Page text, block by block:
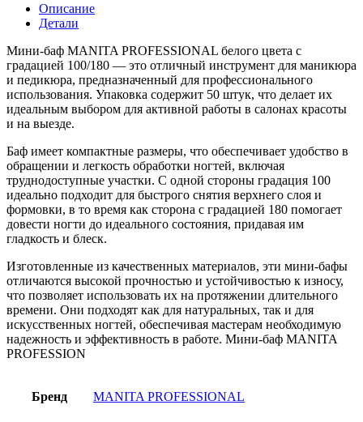
Описание
Детали
Мини-баф MANITA PROFESSIONAL белого цвета с
градацией 100/180 — это отличный инструмент для маникюра
и педикюра, предназначенный для профессионального
использования. Упаковка содержит 50 штук, что делает их
идеальным выбором для активной работы в салонах красоты
и на выезде.
Баф имеет компактные размеры, что обеспечивает удобство в
обращении и легкость обработки ногтей, включая
труднодоступные участки. С одной стороны градация 100
идеально подходит для быстрого снятия верхнего слоя и
формовки, в то время как сторона с градацией 180 помогает
довести ногти до идеального состояния, придавая им
гладкость и блеск.
Изготовленные из качественных материалов, эти мини-бафы
отличаются высокой прочностью и устойчивостью к износу,
что позволяет использовать их на протяжении длительного
времени. Они подходят как для натуральных, так и для
искусственных ногтей, обеспечивая мастерам необходимую
надежность и эффективность в работе. Мини-баф MANITA
PROFESSION
Бренд MANITA PROFESSIONAL